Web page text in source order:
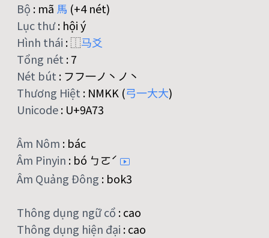
Bộ : mã 馬 (+4 nét)
Lục thư: hội ý
Hình thái :⿰马爻
Tổng nét :7
Nét bút : フフ一ノ丶ノ丶
Thương Hiệt : NMKK (弓一大大)
Unicode: U+9A73
Âm Nôm : bác
Âm Pinyin : bó ㄅㄛˊ
Âm Quảng Đông : bok3
Thông dụng ngữ cổ :cao
Thông dụng hiện đại :cao